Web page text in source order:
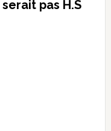
pas H.S